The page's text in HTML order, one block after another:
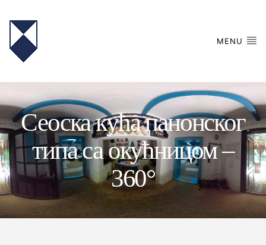
MENU
Сеоска кућа панонског
типа са окућницом –
360°